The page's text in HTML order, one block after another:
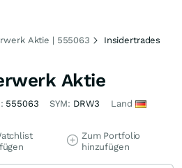
Aktie | 555063 Insidertrades
Aktie
555063 SYM: DRW3 Land
Zum Portfolio
hinzufügen